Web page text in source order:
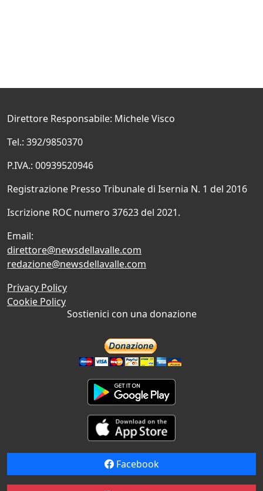
Direttore Responsabile: Michele Visco
Tel.: 392/9850370
P.IVA.: 00939520946
Registrazione Presso Tribunale di Isernia N. 1 del 2016
Iscrizione ROC numero 37623 del 2021.
Email:
direttore@newsdellavalle.com
redazione@newsdellavalle.com
Privacy Policy
Cookie Policy
Sostienici con una donazione
Facebook